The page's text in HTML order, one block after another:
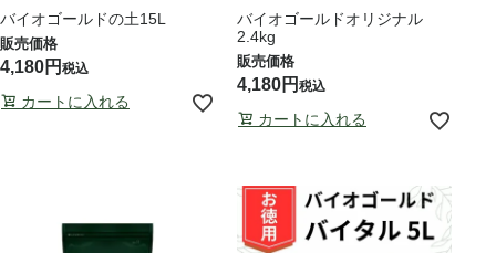
バイオゴールドの土15L
4,180 税込
カートに入れる
バイオゴールドオリジナル
2.4kg
4,180 税込
カートに入れる